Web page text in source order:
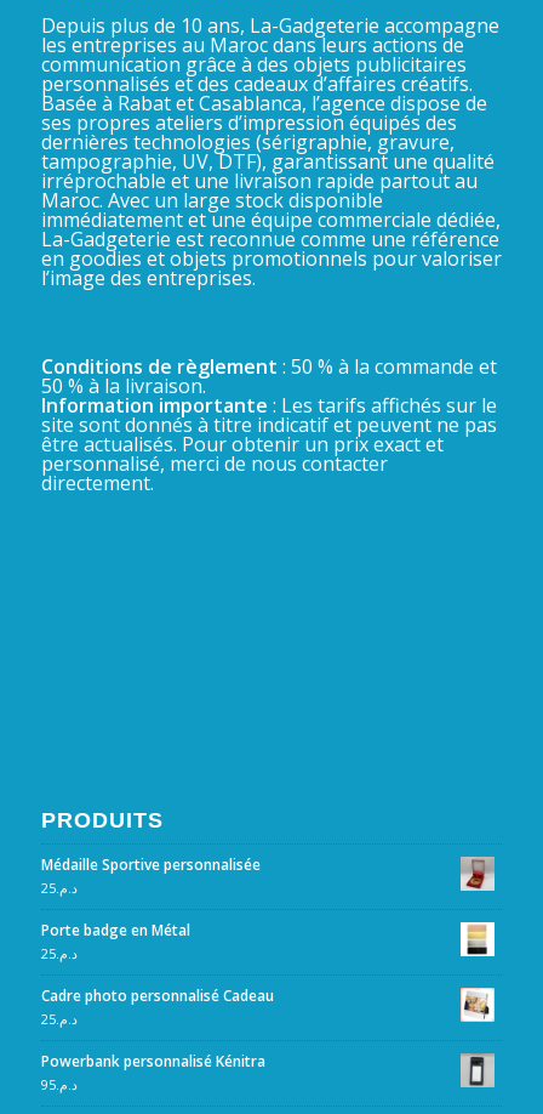
Depuis plus de 10 ans, La-Gadgeterie accompagne
les entreprises au Maroc dans leurs actions de
communication grâce à des objets publicitaires
personnalisés et des cadeaux d’affaires créatifs.
Basée à Rabat et Casablanca, l’agence dispose de
ses propres ateliers d’impression équipés des
dernières technologies (sérigraphie, gravure,
tampographie, UV, DTF), garantissant une qualité
irréprochable et une livraison rapide partout au
Maroc. Avec un large stock disponible
immédiatement et une équipe commerciale dédiée,
La-Gadgeterie est reconnue comme une référence
en goodies et objets promotionnels pour valoriser
l’image des entreprises.
Conditions de règlement : 50 % à la commande et
50 % à la livraison.
Information importante : Les tarifs affichés sur le
site sont donnés à titre indicatif et peuvent ne pas
être actualisés. Pour obtenir un prix exact et
personnalisé, merci de nous contacter
directement.
PRODUITS
Médaille Sportive personnalisée
د.م.25
Porte badge en Métal
د.م.25
Cadre photo personnalisé Cadeau
د.م.25
Powerbank personnalisé Kénitra
د.م.95